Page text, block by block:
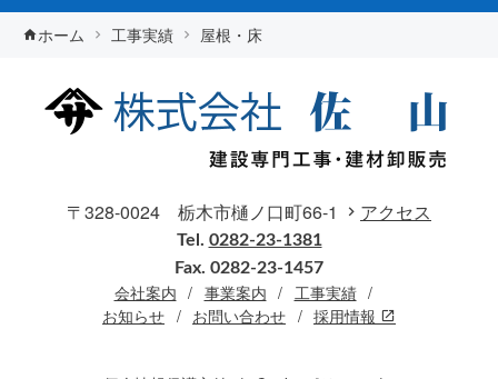
ホーム 工事実績 屋根・床
〒328-0024 栃木市樋ノ口町66-1 アクセス
Tel. 0282-23-1381
Fax. 0282-23-1457
会社案内 事業案内
工事実績
お知らせ
お問い合わせ 採用情報